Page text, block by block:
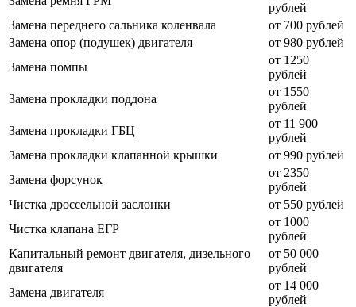
рублей
Замена переднего сальника коленвала
от 700 рублей
Замена опор (подушек) двигателя
от 980 рублей
Замена помпы
от 1250
рублей
Замена прокладки поддона
от 1550
рублей
Замена прокладки ГБЦ
от 11 900
рублей
Замена прокладки клапанной крышки
от 990 рублей
Замена форсунок
от 2350
рублей
Чистка дроссельной заслонки
от 550 рублей
Чистка клапана ЕГР
от 1000
рублей
Капитальный ремонт двигателя, дизельного
двигателя
от 50 000
рублей
Замена двигателя
от 14 000
рублей